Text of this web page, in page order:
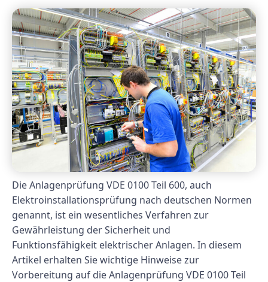
Die Anlagenprüfung VDE 0100 Teil 600, auch
Elektroinstallationsprüfung nach deutschen Normen
genannt, ist ein wesentliches Verfahren zur
Gewährleistung der Sicherheit und
Funktionsfähigkeit elektrischer Anlagen. In diesem
Artikel erhalten Sie wichtige Hinweise zur
Vorbereitung auf die Anlagenprüfung VDE 0100 Teil